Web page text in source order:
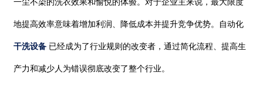
一尘不染的洗衣效果和愉悦的体验。对于企业主来说，最大限度
地提高效率意味着增加利润、降低成本并提升竞争优势。自动化
干洗设备已经成为了行业规则的改变者，通过简化流程、提高生
产力和减少人为错误彻底改变了整个行业。